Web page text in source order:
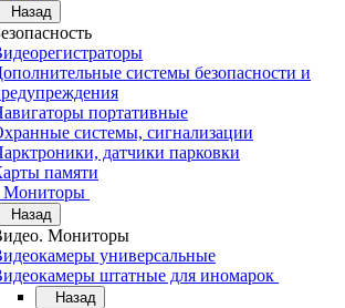
Назад
системы безопасности и
портативные
системы, сигнализации
датчики парковки
памяти
Мониторы
Назад
Мониторы
универсальные
штатные для иномарок
Назад